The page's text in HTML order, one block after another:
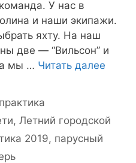
У нас в
и наши экипажи.
яхту. На наш
две — “Вильсон” и
мы … Читать далее
,Летний городской
2019, парусный